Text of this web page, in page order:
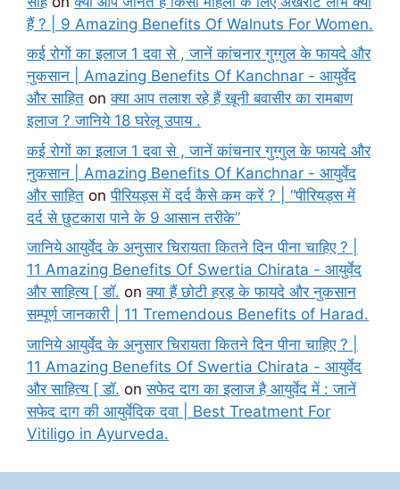
हैं ? | 9 Amazing Benefits Of Walnuts For Women.
कई रोगों का इलाज 1 दवा से , जानें कांचनार गुग्गुल के फायदे और
नुकसान | Amazing Benefits Of Kanchnar - आयुर्वेद
और साहित onक्या आप तलाश रहे हैं खूनी बवासीर का रामबाण
इलाज ? जानिये 18 घरेलू उपाय .
कई रोगों का इलाज 1 दवा से , जानें कांचनार गुग्गुल के फायदे और
नुकसान | Amazing Benefits Of Kanchnar - आयुर्वेद
और साहित onपीरियड्स में दर्द कैसे कम करें ? | “पीरियड्स में
दर्द से छुटकारा पाने के 9 आसान तरीके”
जानिये आयुर्वेद के अनुसार चिरायता कितने दिन पीना चाहिए ? |
11 Amazing Benefits Of Swertia Chirata - आयुर्वेद
और साहित्य [ डॉ. onक्या हैं छोटी हरड़ के फायदे और नुकसान
सम्पूर्ण जानकारी | 11 Tremendous Benefits of Harad.
जानिये आयुर्वेद के अनुसार चिरायता कितने दिन पीना चाहिए ? |
11 Amazing Benefits Of Swertia Chirata - आयुर्वेद
और साहित्य [ डॉ. onसफेद दाग का इलाज है आयुर्वेद में : जानें
सफेद दाग की आयुर्वेदिक दवा | Best Treatment For
Vitiligo in Ayurveda.